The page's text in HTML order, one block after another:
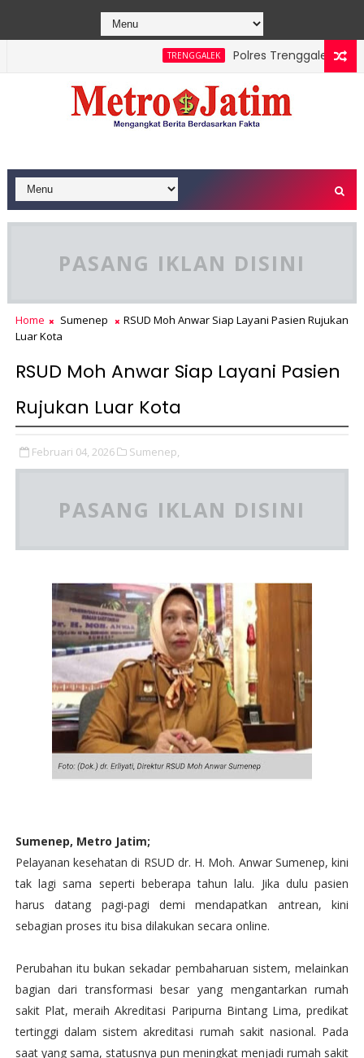
TRENGGALEK
Polres Trenggalek
Berhasil Dipadamkan, Masyarakat Diimbau Hentikan Praktik
PASANG IKLAN DISINI
Home Sumenep
RSUD Moh Anwar Siap Layani Pasien Rujukan
Luar Kota
RSUD Moh Anwar Siap Layani Pasien
Rujukan Luar Kota
Februari 04, 2026 Sumenep,
PASANG IKLAN DISINI
Sumenep, Metro Jatim;
Pelayanan kesehatan di RSUD dr. H. Moh. Anwar Sumenep, kini
tak lagi sama seperti beberapa tahun lalu. Jika dulu pasien
harus datang pagi-pagi demi mendapatkan antrean, kini
sebagian proses itu bisa dilakukan secara online.
Perubahan itu bukan sekadar pembaharuan sistem, melainkan
bagian dari transformasi besar yang mengantarkan rumah
sakit Plat, meraih Akreditasi Paripurna Bintang Lima, predikat
tertinggi dalam sistem akreditasi rumah sakit nasional. Pada
saat yang sama, statusnya pun meningkat menjadi rumah sakit